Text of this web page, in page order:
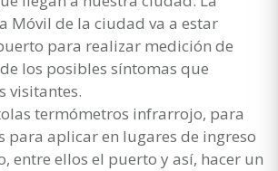
Móvil de la ciudad va a estar
para realizar medición de
los posibles síntomas que
visitantes.
termómetros infrarrojo, para
para aplicar en lugares de ingreso
entre ellos el puerto y así, hacer un